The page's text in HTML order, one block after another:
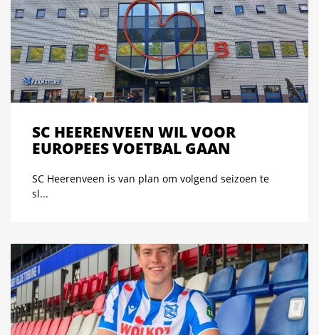
SC HEERENVEEN WIL VOOR
EUROPEES VOETBAL GAAN
SC Heerenveen is van plan om volgend seizoen te
sl...